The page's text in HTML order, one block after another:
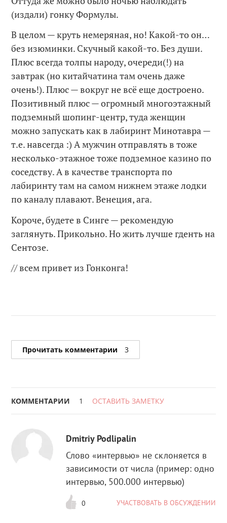
(издали) гонку Формулы.
В целом — круть немеряная, но! Какой-то он…
без изюминки. Скучный какой-то. Без души.
Плюс всегда толпы народу, очереди(!) на
завтрак (но китайчатина там очень даже
очень!). Плюс — вокруг не всё еще достроено.
Позитивный плюс — огромный многоэтажный
подземный шопинг-центр, туда женщин
можно запускать как в лабиринт Минотавра —
т.е. навсегда :) А мужчин отправлять в тоже
несколько-этажное тоже подземное казино по
соседству. А в качестве транспорта по
лабиринту там на самом нижнем этаже лодки
по каналу плавают. Венеция, ага.
Короче, будете в Синге — рекомендую
заглянуть. Прикольно. Но жить лучше гденть на
Сентозе.
// всем привет из Гонконга!
Прочитать комментарии 3
КОММЕНТАРИИ 1 ОСТАВИТЬ ЗАМЕТКУ
Dmitriy Podlipalin
Слово «интервью» не склоняется в
зависимости от числа (пример: одно
интервью, 500.000 интервью)
0 УЧАСТВОВАТЬ В ОБСУЖДЕНИИ